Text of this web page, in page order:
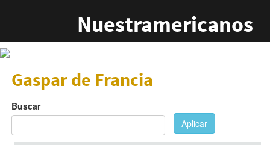
Nuestramericanos
Gaspar de Francia
Buscar
Aplicar